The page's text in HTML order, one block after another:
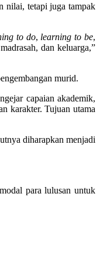
nilai, tetapi juga tampak
to do, learning to be,
dan keluarga,”
murid.
capaian akademik,
karakter. Tujuan utama
diharapkan menjadi
para lulusan untuk